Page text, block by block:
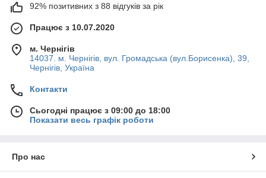
92% позитивних з 88 відгуків за рік
Працює з 10.07.2020
м. Чернігів
14037. м. Чернігів, вул. Громадська (вул.Борисенка), 39,
Чернігів, Україна
Контакти
Сьогодні працює з 09:00 до 18:00
Показати весь графік роботи
Про нас